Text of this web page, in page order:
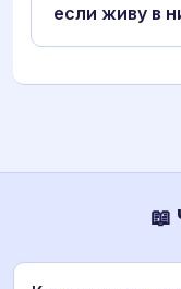
если живу в
📖